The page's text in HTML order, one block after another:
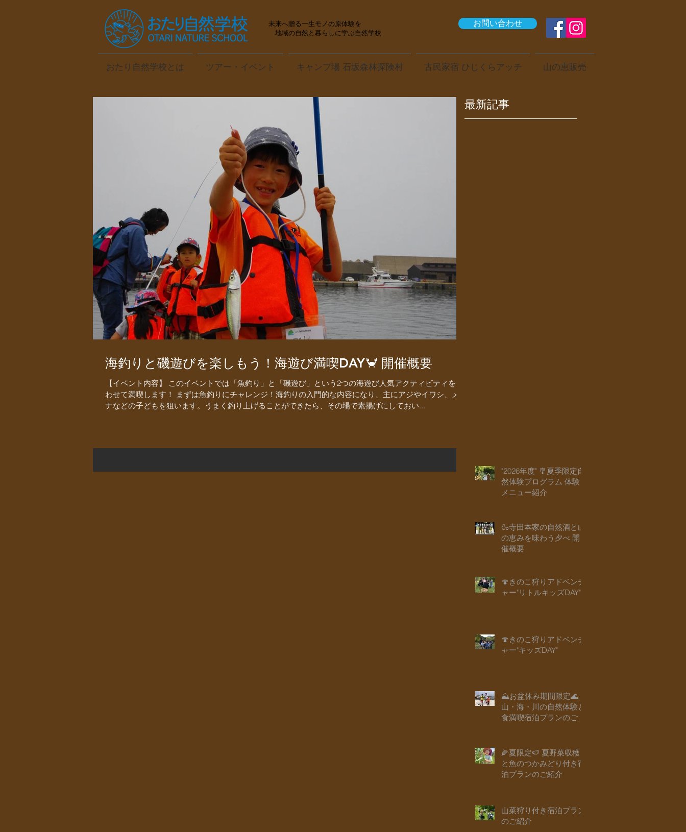
未来へ贈る一生モノの原体験を
地域の自然と暮らしに学ぶ自然学校
お問い合わせ
おたり自然学校とは ツアー・イベント キャンプ場 石坂森林探険村 古民家宿 ひじくらアッチ 山の恵販売
海釣りと磯遊びを楽しもう！海遊び満喫DAY🦀 開催概要
【イベント内容】 このイベントでは「魚釣り」と「磯遊び」という2つの海遊び人気アクティビティを合
わせて満喫します！ まずは魚釣りにチャレンジ！海釣りの入門的な内容になり、主にアジやイワシ、メジ
ナなどの子どもを狙います。うまく釣り上げることができたら、その場で素揚げにしておい...
最新記事
"2026年度" 🎐夏季限定自
然体験プログラム 体験
メニュー紹介
🍶寺田本家の自然酒と山
の恵みを味わう夕べ 開
催概要
🍄きのこ狩りアドベンチ
ャー"リトルキッズDAY"
🍄きのこ狩りアドベンチ
ャー"キッズDAY"
⛰️お盆休み期間限定🌊
山・海・川の自然体験と
食満喫宿泊プランのご紹
🌽夏限定🍉 夏野菜収穫
と魚のつかみどり付き宿
泊プランのご紹介
山菜狩り付き宿泊プラン
のご紹介